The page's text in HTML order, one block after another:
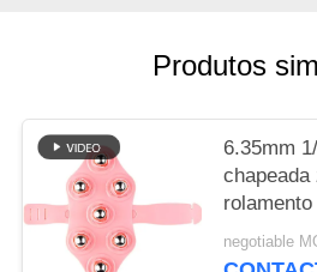
Produtos
6.35mm
negotiable